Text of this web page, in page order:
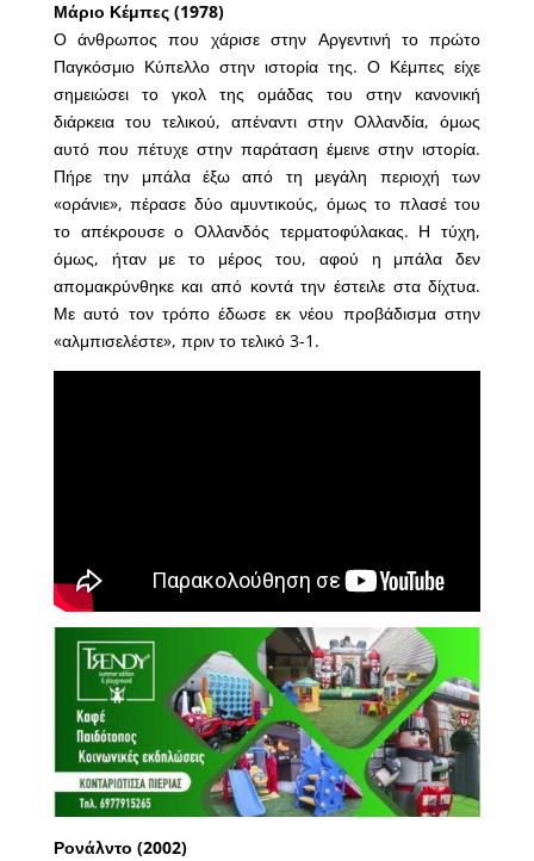
Μάριο Κέμπες (1978)
Ο άνθρωπος που χάρισε στην Αργεντινή το πρώτο
Παγκόσμιο Κύπελλο στην ιστορία της. Ο Κέμπες είχε
σημειώσει το γκολ της ομάδας του στην κανονική
διάρκεια του τελικού, απέναντι στην Ολλανδία, όμως
αυτό που πέτυχε στην παράταση έμεινε στην ιστορία.
Πήρε την μπάλα έξω από τη μεγάλη περιοχή των
«οράνιε», πέρασε δύο αμυντικούς, όμως το πλασέ του
το απέκρουσε ο Ολλανδός τερματοφύλακας. Η τύχη,
όμως, ήταν με το μέρος του, αφού η μπάλα δεν
απομακρύνθηκε και από κοντά την έστειλε στα δίχτυα.
Με αυτό τον τρόπο έδωσε εκ νέου προβάδισμα στην
«αλμπισελέστε», πριν το τελικό 3-1.
Ρονάλντο (2002)